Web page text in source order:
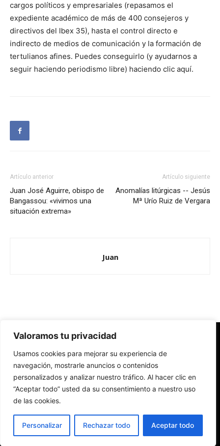
Valoramos tu privacidad
Usamos cookies para mejorar su experiencia de
navegación, mostrarle anuncios o contenidos
personalizados y analizar nuestro tráfico. Al hacer clic en
“Aceptar todo” usted da su consentimiento a nuestro uso
de las cookies.
Personalizar Rechazar todo Aceptar todo
cargos políticos y empresariales (repasamos el
expediente académico de más de 400 consejeros y
directivos del Ibex 35), hasta el control directo e
indirecto de medios de comunicación y la formación de
tertulianos afines. Puedes conseguirlo (y ayudarnos a
seguir haciendo periodismo libre) haciendo clic aquí.
Artículo anterior
Juan José Aguirre, obispo de
Bangassou: «vivimos una
situación extrema»
Artículo siguiente
Anomalías litúrgicas -- Jesús
Mª Urío Ruiz de Vergara
Juan
Redes Cristianas
Una mirada alternativa sobre la Iglesia católica y la sociedad
- Colectivos de Redes Cristianas